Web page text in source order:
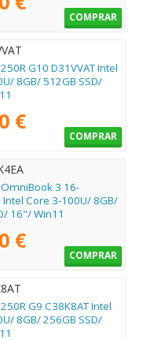
COMPRAR
G10 D31VVAT Intel
8GB/ 512GB SSD/
€
COMPRAR
3 16-
Intel Core 3-100U/ 8GB/
16"/ Win11
€
COMPRAR
G9 C38K8AT Intel
8GB/ 256GB SSD/